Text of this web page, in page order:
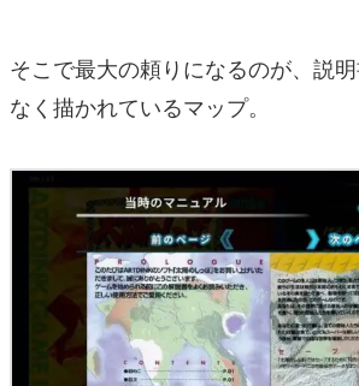
そこで最大の頼りになるのが、説
なく描かれているマップ。